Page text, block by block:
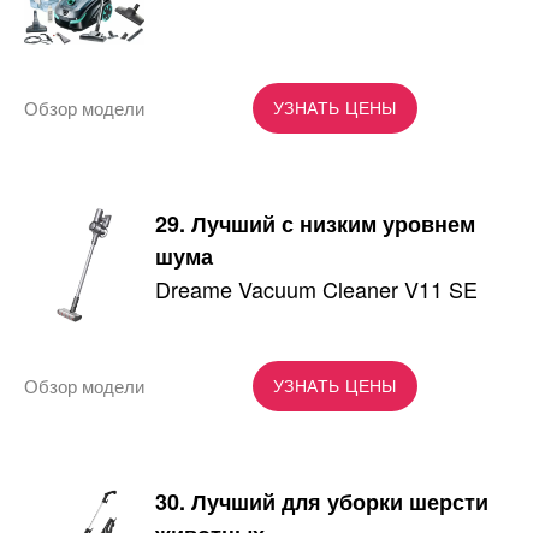
УЗНАТЬ ЦЕНЫ
Обзор модели
29. Лучший с низким уровнем
шума
Dreame Vacuum Cleaner V11 SE
УЗНАТЬ ЦЕНЫ
Обзор модели
30. Лучший для уборки шерсти